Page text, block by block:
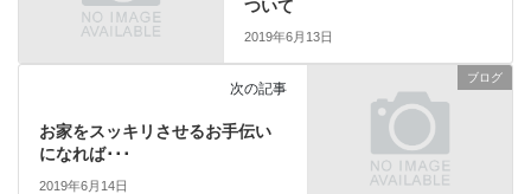
ついて
2019年6月13日
ブログ
次の記事
お家をスッキリさせるお手伝い
になれば･･･
2019年6月14日